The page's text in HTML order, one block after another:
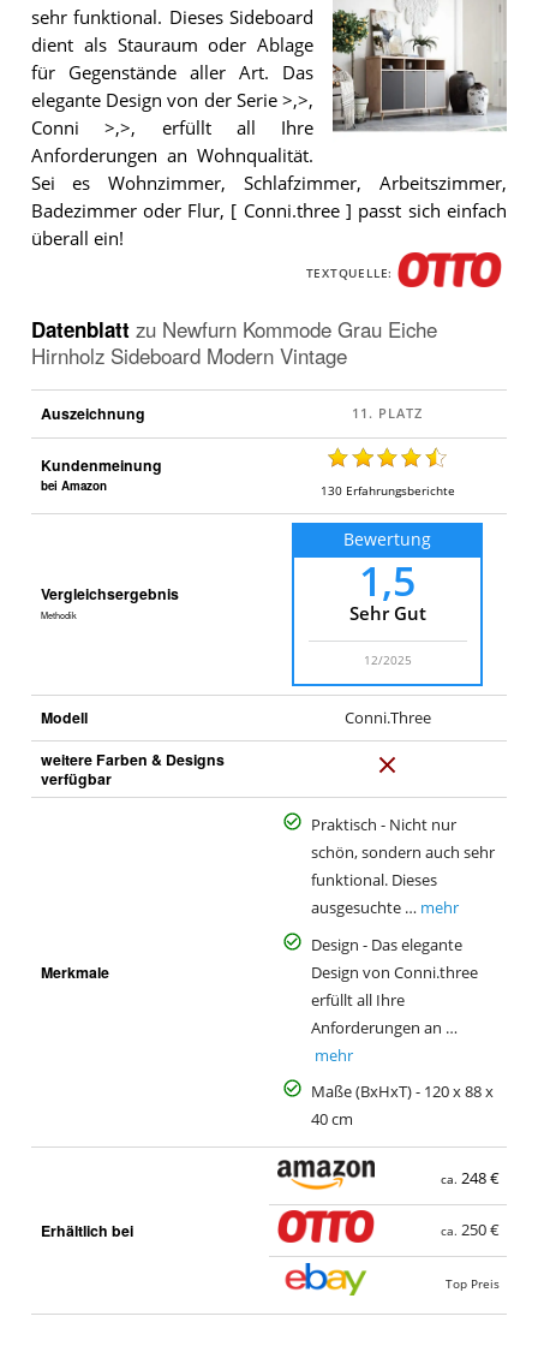
Newfurn
Kommode
Grau
Sideboard
Vintage
sehr funktional. Dieses Sideboard
dient als Stauraum oder Ablage
für Gegenstände aller Art. Das
elegante Design von der Serie >,>,
Conni >,>, erfüllt all Ihre
Anforderungen an Wohnqualität.
Sei es Wohnzimmer, Schlafzimmer, Arbeitszimmer,
Badezimmer oder Flur, [ Conni.three ] passt sich einfach
überall ein!
TEXTQUELLE:
Datenblatt zu Newfurn Kommode Grau Eiche
Hirnholz Sideboard Modern Vintage
Auszeichnung
Kundenmeinung
bei Amazon 130 Erfahrungsberichte
Vergleichsergebnis
Methodik
Bewertung
1,5
Sehr Gut
12/2025
Modell Conni.Three
weitere Farben & Designs
verfügbar
i
n
Merkmale
Praktisch - Nicht nur
schön, sondern auch sehr
funktional. Dieses
ausgesuchte … mehr
Design - Das elegante
Design von Conni.three
erfüllt all Ihre
Anforderungen an …
mehr
Maße (BxHxT) - 120 x 88 x
40 cm
Erhältlich bei
ca. 248 €
ca. 250 €
Top Preis